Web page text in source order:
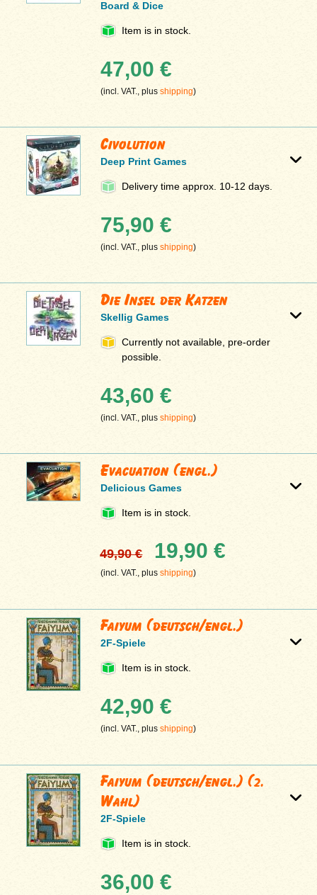
Board & Dice
Item is in stock.
47,00 €
(incl. VAT., plusshipping)
Civolution
Deep Print Games
Delivery time approx. 10-12 days.
75,90 €
(incl. VAT., plusshipping)
Die Insel der Katzen
Skellig Games
Currently not available, pre-order
possible.
43,60 €
(incl. VAT., plusshipping)
Evacuation (engl.)
Delicious Games
Item is in stock.
49,90 € 19,90 €
(incl. VAT., plusshipping)
Faiyum (deutsch/engl.)
2F-Spiele
Item is in stock.
42,90 €
(incl. VAT., plusshipping)
Faiyum (deutsch/engl.) (2.
Wahl)
2F-Spiele
Item is in stock.
36,00 €